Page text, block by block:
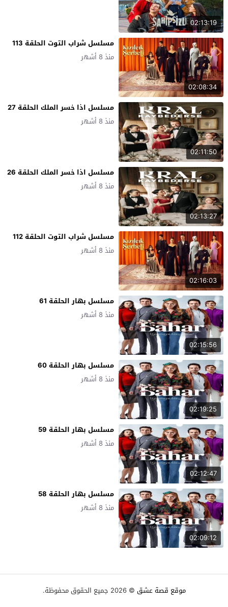
02:13:19
02:08:34
مسلسل شراب التوت الحلقة 113
منذ 8 أشهر
02:11:50
مسلسل اذا خسر الملك الحلقة 27
منذ 8 أشهر
02:13:27
مسلسل اذا خسر الملك الحلقة 26
منذ 8 أشهر
02:16:03
مسلسل شراب التوت الحلقة 112
منذ 8 أشهر
02:15:56
مسلسل بهار الحلقة 61
منذ 8 أشهر
02:19:25
مسلسل بهار الحلقة 60
منذ 8 أشهر
02:12:47
مسلسل بهار الحلقة 59
منذ 8 أشهر
02:09:12
مسلسل بهار الحلقة 58
منذ 8 أشهر
موقع قصة عشق © 2026 جميع الحقوق محفوظة.